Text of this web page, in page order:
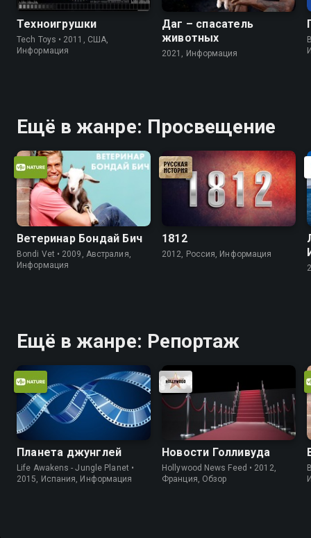
Техноигрушки
Tech Toys • 2011, США,
Информация
Даг – спасатель
животных
2021, Информация
Ещё в жанре: Просвещение
Ветеринар Бондай Бич
Bondi Vet • 2009, Австралия,
Информация
1812
2012, Россия, Информация
Ещё в жанре: Репортаж
Планета джунглей
Life Awakens - Jungle Planet •
2015, Испания, Информация
Новости Голливуда
Hollywood News Feed • 2012,
Франция, Обзор